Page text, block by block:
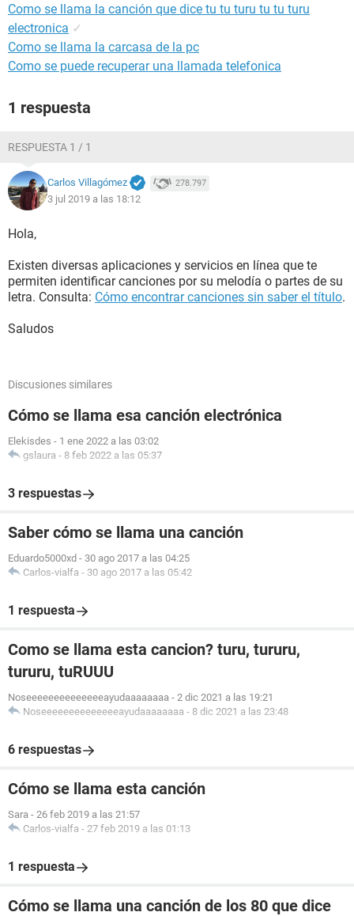
Como se llama la canción que dice tu tu turu tu tu turu
electronica ✓
Como se llama la carcasa de la pc
Como se puede recuperar una llamada telefonica
1 respuesta
RESPUESTA 1 / 1
Carlos Villagómez 278.797
3 jul 2019 a las 18:12
Hola,
Existen diversas aplicaciones y servicios en línea que te
permiten identificar canciones por su melodía o partes de su
letra. Consulta: Cómo encontrar canciones sin saber el título.
Saludos
Discusiones similares
Cómo se llama esa canción electrónica
Elekisdes - 1 ene 2022 a las 03:02
gslaura - 8 feb 2022 a las 05:37
3 respuestas
Saber cómo se llama una canción
Eduardo5000xd - 30 ago 2017 a las 04:25
Carlos-vialfa - 30 ago 2017 a las 05:42
1 respuesta
Como se llama esta cancion? turu, tururu,
tururu, tuRUUU
Noseeeeeeeeeeeeeeayudaaaaaaaa - 2 dic 2021 a las 19:21
Noseeeeeeeeeeeeeeayudaaaaaaaa - 8 dic 2021 a las 23:48
6 respuestas
Cómo se llama esta canción
Sara - 26 feb 2019 a las 21:57
Carlos-vialfa - 27 feb 2019 a las 01:13
1 respuesta
Cómo se llama una canción de los 80 que dice